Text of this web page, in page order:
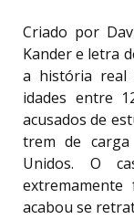
Criado por
Kander e letra
a história real
idades entre
acusados ​​de
trem de
Unidos. O
acabou se